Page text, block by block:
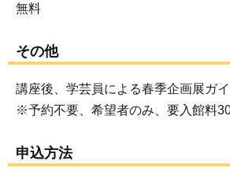
無料
その他
講座後、学芸員による春季企画展ガイ
※予約不要、希望者のみ、要入館料
申込方法